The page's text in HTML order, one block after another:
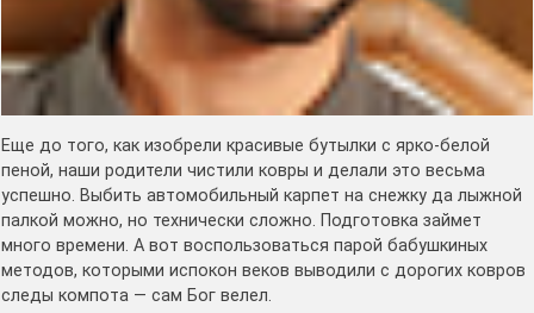
Еще до того, как изобрели красивые бутылки с ярко-белой
пеной, наши родители чистили ковры и делали это весьма
успешно. Выбить автомобильный карпет на снежку да лыжной
палкой можно, но технически сложно. Подготовка займет
много времени. А вот воспользоваться парой бабушкиных
методов, которыми испокон веков выводили с дорогих ковров
следы компота — сам Бог велел.